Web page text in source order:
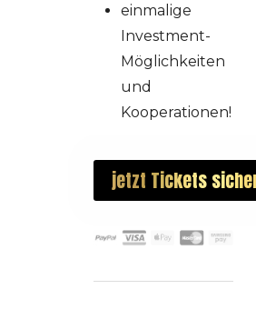
einmalige
Investment-
Möglichkeiten
und
Kooperationen!
jetzt Tickets